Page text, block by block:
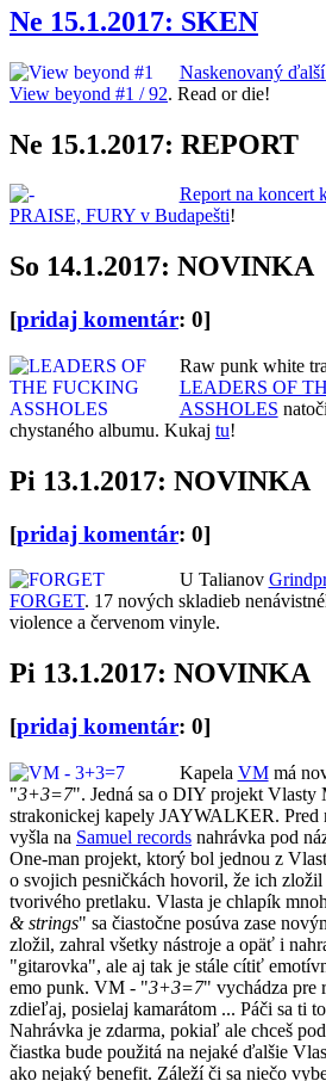
Ne 15.1.2017: SKEN
Naskenovaný
View beyond #1 / 92. Read or die!
Ne 15.1.2017: REPORT
Report na koncert
PRAISE, FURY v Budapešti!
So 14.1.2017: NOVINKA
[pridaj komentár: 0]
Raw punk white
LEADERS OF
ASSHOLES
chystaného albumu. Kukaj tu!
Pi 13.1.2017: NOVINKA
[pridaj komentár: 0]
U Talianov
FORGET. 17 nových skladieb
violence a červenom vinyle.
Pi 13.1.2017: NOVINKA
[pridaj komentár: 0]
Kapela VMmá
"3+3=7". Jedná sa o DIY projekt Vlasty
strakonickej kapely JAYWALKER.
vyšla na Samuel records nahrávka pod
One-man projekt, ktorý bol jednou z
o svojich pesničkách hovoril, že ich
tvorivého pretlaku. Vlasta je chlapík
& strings" sa čiastočne posúva zase
zložil, zahral všetky nástroje a opäť i
"gitarovka", ale aj tak je stále cítiť
emo punk. VM - "3+3=7" vychádza pre
zdieľaj, posielaj kamarátom ... Páči sa ti
Nahrávka je zdarma, pokiaľ ale chceš
čiastka bude použitá na nejaké ďalšie
ako nejaký benefit. Záleží či sa niečo